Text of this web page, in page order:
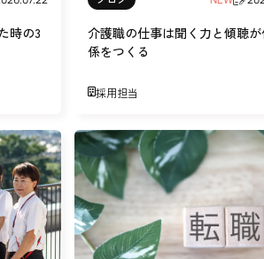
時の3
介護職の仕事は聞く力と傾聴
係をつくる
採用担当